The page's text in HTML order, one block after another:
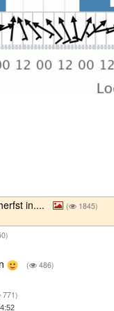
in.... ( 1845)
( 486)
771)